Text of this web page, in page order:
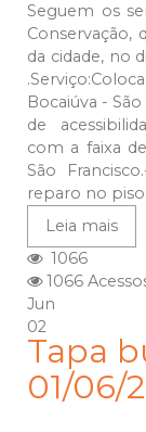
Seguem os
Conservação,
da cidade, no
Bocaiúva -
de
com a faixa
São
reparo no piso
Leia mais
1066
1066
Jun
02
Tapa
01/06/